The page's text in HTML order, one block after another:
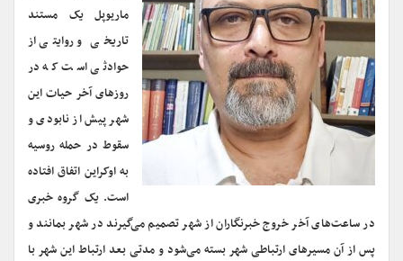
ماریوپل یک مستند
تاریخی و روایتی از
حوادثی است که در
روزهای آخر حیات این
شهر پیش از نابودی و
سقوط در حمله روسیه
به اوکراین اتفاق افتاده
است. یک گروه خبری
در ساعت‌های آخر خروج خبرنگاران از شهر تصمیم می‌گیرند در شهر بمانند و
پس از آن مسیرهای ارتباطی شهر بسته می‌شود و مدتی بعد ارتباط این شهر با